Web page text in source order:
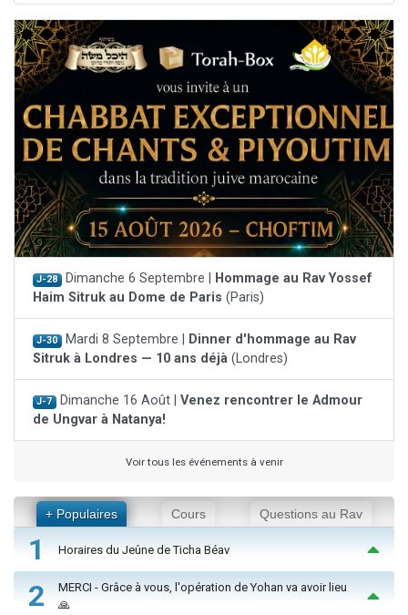
J-28 Dimanche 6 Septembre | Hommage au Rav Yossef
Haim Sitruk au Dome de Paris (Paris)
J-30 Mardi 8 Septembre | Dinner d'hommage au Rav
Sitruk à Londres — 10 ans déjà (Londres)
J-7 Dimanche 16 Août | Venez rencontrer le Admour
de Ungvar à Natanya!
Voir tous les événements à venir
+ Populaires Cours Questions au Rav
1 Horaires du Jeûne de Ticha Béav
2
MERCI - Grâce à vous, l'opération de Yohan va avoir lieu
🙏